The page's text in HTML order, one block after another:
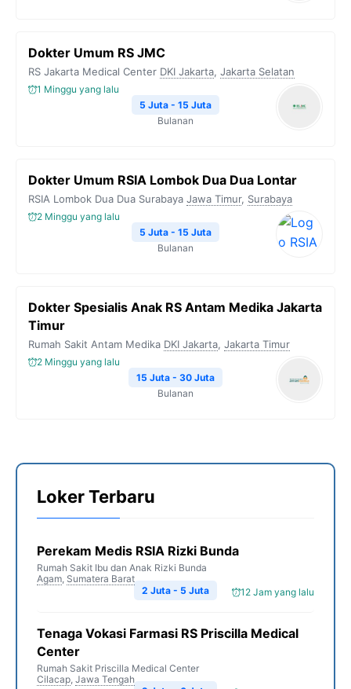
Dokter Umum RS JMC
RS Jakarta Medical Center DKI Jakarta, Jakarta Selatan
1 Minggu yang lalu
5 Juta - 15 Juta
Bulanan
Dokter Umum RSIA Lombok Dua Dua Lontar
RSIA Lombok Dua Dua Surabaya Jawa Timur, Surabaya
2 Minggu yang lalu
5 Juta - 15 Juta
Bulanan
Dokter Spesialis Anak RS Antam Medika Jakarta
Timur
Rumah Sakit Antam Medika DKI Jakarta, Jakarta Timur
2 Minggu yang lalu
15 Juta - 30 Juta
Bulanan
Loker Terbaru
Perekam Medis RSIA Rizki Bunda
Rumah Sakit Ibu dan Anak Rizki Bunda
Agam, Sumatera Barat
12 Jam yang lalu
2 Juta - 5 Juta
Tenaga Vokasi Farmasi RS Priscilla Medical
Center
Rumah Sakit Priscilla Medical Center
Cilacap, Jawa Tengah